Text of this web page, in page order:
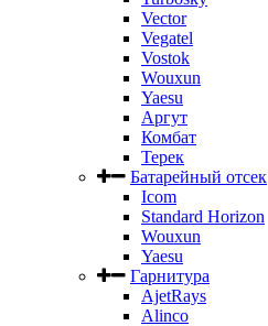
Vector
Vegatel
Vostok
Wouxun
Yaesu
Аргут
Комбат
Терек
Батарейный отсек
Icom
Standard Horizon
Wouxun
Yaesu
Гарнитура
AjetRays
Alinco